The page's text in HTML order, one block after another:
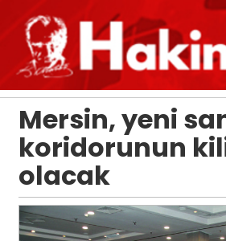
Mersin, yeni
koridorunun
olacak